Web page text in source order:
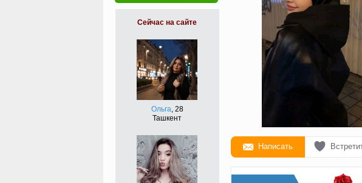
Сейчас на сайте
Ольга, 28
Ташкент
Написать